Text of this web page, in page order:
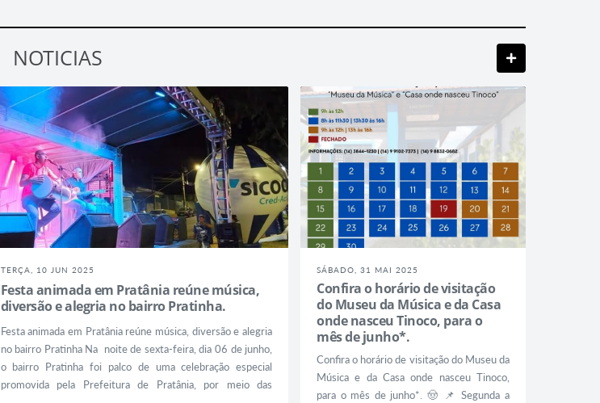
NOTICIAS
TERÇA, 10 JUN 2025
Festa animada em Pratânia reúne música,
diversão e alegria no bairro Pratinha.
Festa animada em Pratânia reúne música, diversão e alegria
no bairro Pratinha Na noite de sexta-feira, dia 06 de junho,
o bairro Pratinha foi palco de uma celebração especial
promovida pela Prefeitura de Pratânia, por meio das
SÁBADO, 31 MAI 2025
Confira o horário de visitação
do Museu da Música e da Casa
onde nasceu Tinoco, para o
mês de junho*.
Confira o horário de visitação do Museu da
Música e da Casa onde nasceu Tinoco,
para o mês de junho*. 🤠 📌 Segunda a